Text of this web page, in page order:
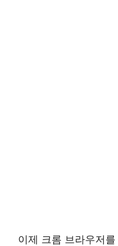
이제 크롬 브라우저